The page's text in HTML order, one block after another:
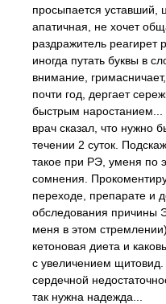
просыпается уставший,
апатичная, не хочет
раздражитель реагирет
иногда путать буквы в
внимание,
почти год, дергает
быстрым наростанием...
врач сказал, что нужно
течении 2 суток.
такое при РЭ, уменя по
сомнения.
переходе, препарате и
обследования причины
меня в этом
кетоновая диета и
с увеличением
сердечной
так нужна надежда...